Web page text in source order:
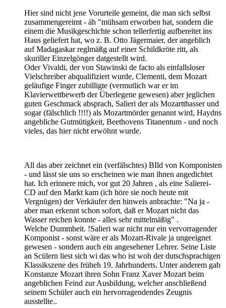
Hier sind nicht jene Vorurteile gemeint, die man sich selbst
zusammengereimt - äh "mühsam erworben hat, sondern die
einem die Musikgeschichte schon tellerfertig aufbereitet ins
Haus geliefert hat, wo z. B. Otto Jägermaier, der angeblich
auf Madagaskar reglmäßg auf einer Schildkröte ritt, als
skuriller Einzelgönger datgestellt wird.
Oder Vivaldi, der von Stawinski de facto als einfallsloser
Vielschreiber abqualifiziert wurde, Clementi, dem Mozart
geläufige Finger zubilligte (vermutlich war er im
Klavierwettbewerb der Überlegene gewesen) aber jeglichen
guten Geschmack absprach, Salieri der als Mozartthasser und
sogar (fälschlich !!!!) als Mozartmörder genannt wird, Haydns
angebliche Gutmütigkeit, Beethovens Titanentum - und noch
vieles, das hier nicht erwöhnt wurde.
All das aber zeichnet ein (verfälschtes) BIld von Komponisten
- und lässt sie uns so erscheinen wie man ihnen angedichtet
hat. Ich erinnere mich, vor gut 20 Jahren , als eine Salierei-
CD auf den Markt kam (ich höre sie noch heute mit
Vergnügen) der Verkäufer den hinweis anbrachte: "Na ja -
aber man erkennt schon sofort, daß er Mozart nicht das
Wasser reichen konnte - alles sehr mittelmäßig" .
Welche Dummheit. !Salieri war nicht nur ein vervorragender
Komponist - sonst wäre er als Mozart-Rivale ja ungeeignet
gewesen - sondern auch ein angesehener Lehrer. Seine Liste
an Scülern liest sich wi das who ist woh der dutschsprachigen
Klassikszene des früheh 19. Jahrhunderts. Unter anderem gab
Konstanze Mozart ihren Sohn Franz Xaver Mozart beim
angeblichen Feind zur Ausbildung, welcher anschließend
seinem Schüler auch ein hervorragendendes Zeugnis
ausstellte..